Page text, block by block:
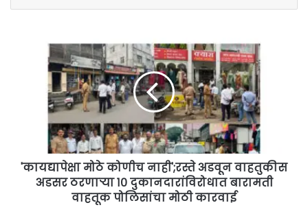
दुकानदारांविरोधात
'कायद्यापेक्षा मोठे कोणीच नाही';रस्ते अडवून वाहतुकीस
अडसर ठरणाऱ्या १० दुकानदारांविरोधात बारामती
वाहतूक पोलिसांचा मोठी कारवाई